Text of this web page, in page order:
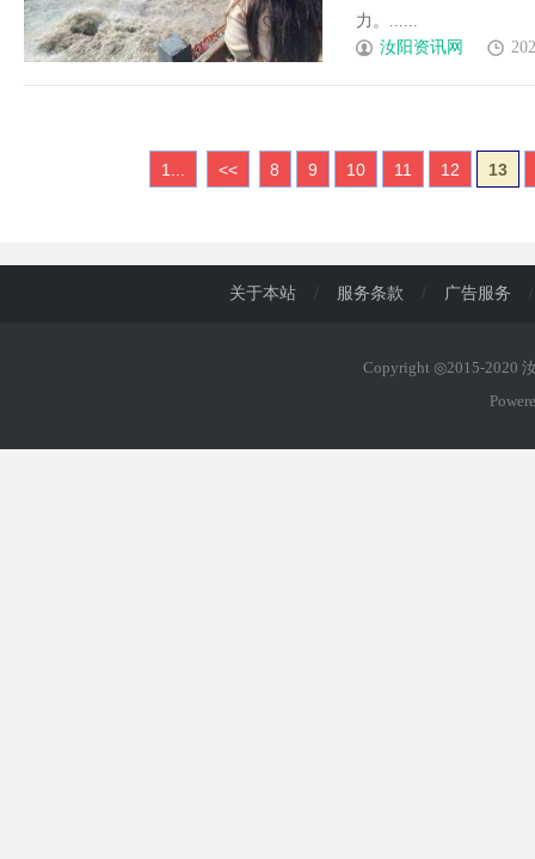
力。......
汝阳资讯网
1... << 8 9 10 11 12 13
关于本站 / 服务条款 / 广告服务 /
Copyright ◎2015-2020